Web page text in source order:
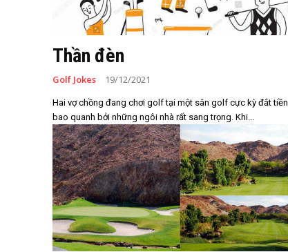
Thần đèn
Golf Jokes 19/12/2021
Hai vợ chồng đang chơi golf tại một sân golf cực kỳ đắt tiền,
bao quanh bởi những ngôi nhà rất sang trọng. Khi...